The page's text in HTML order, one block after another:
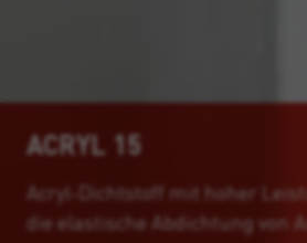
ACRYL 15
Acryl-Dichtstoff mit hoher
die elastische Abdichtung von